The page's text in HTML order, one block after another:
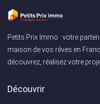
Petits Prix Immo : votre
maison de vos rêves en
découvrez, réalisez votre
Découvrir